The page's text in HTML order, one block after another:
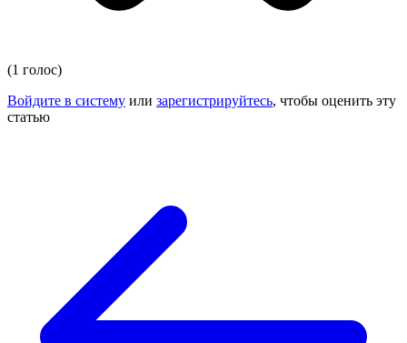
(1 голос)
Войдите в систему или зарегистрируйтесь, чтобы оценить эту
статью